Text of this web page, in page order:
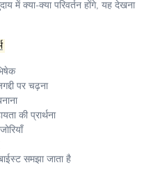
में क्या-क्या परिवर्तन होंगे, यह देखना
पर चढ़ना
की प्रार्थना
समझा जाता है